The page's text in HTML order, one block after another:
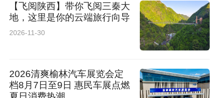
会议指出，府谷县将进一步深化产销衔接，开放
品牌资源，构建发展联盟，建立长期稳定的订单
农业、产地直供合作关系，联合食品研发机构攻
【飞阅陕西】带你飞阅三秦大
地，这里是你的云端旅行向导
2026-11-30
2026清爽榆林汽车展览会定
档8月7日至9日 惠民车展点燃